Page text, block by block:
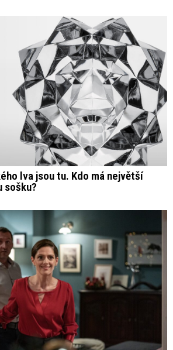
lva jsou tu. Kdo má největší
sošku?